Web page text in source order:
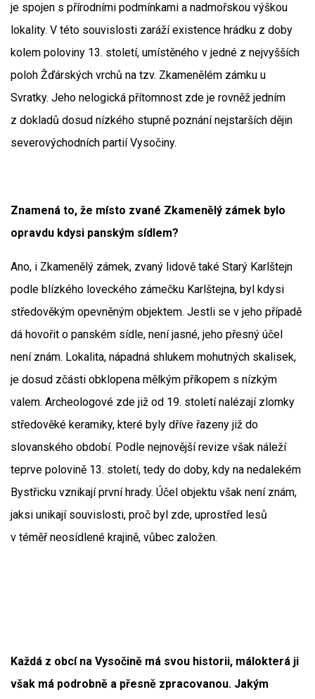
je spojen s přírodními podmínkami a nadmořskou výškou
lokality. V této souvislosti zaráží existence hrádku z doby
kolem poloviny 13. století, umístěného v jedné z nejvyšších
poloh Žďárských vrchů na tzv. Zkamenělém zámku u
Svratky. Jeho nelogická přítomnost zde je rovněž jedním
z dokladů dosud nízkého stupně poznání nejstarších dějin
severovýchodních partií Vysočiny.
Znamená to, že místo zvané Zkamenělý zámek bylo
opravdu kdysi panským sídlem?
Ano, i Zkamenělý zámek, zvaný lidově také Starý Karlštejn
podle blízkého loveckého zámečku Karlštejna, byl kdysi
středověkým opevněným objektem. Jestli se v jeho případě
dá hovořit o panském sídle, není jasné, jeho přesný účel
není znám. Lokalita, nápadná shlukem mohutných skalisek,
je dosud zčásti obklopena mělkým příkopem s nízkým
valem. Archeologové zde již od 19. století nalézají zlomky
středověké keramiky, které byly dříve řazeny již do
slovanského období. Podle nejnovější revize však náleží
teprve polovině 13. století, tedy do doby, kdy na nedalekém
Bystřicku vznikají první hrady. Účel objektu však není znám,
jaksi unikají souvislosti, proč byl zde, uprostřed lesů
v téměř neosídlené krajině, vůbec založen.
Každá z obcí na Vysočině má svou historii, málokterá ji
však má podrobně a přesně zpracovanou. Jakým